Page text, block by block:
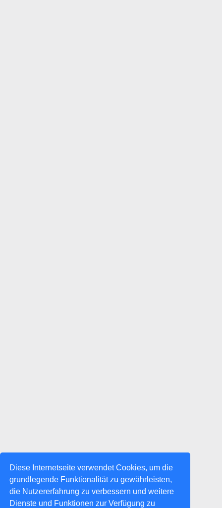
Diese Internetseite verwendet Cookies, um die
grundlegende Funktionalität zu gewährleisten,
die Nutzererfahrung zu verbessern und weitere
Dienste und Funktionen zur Verfügung zu